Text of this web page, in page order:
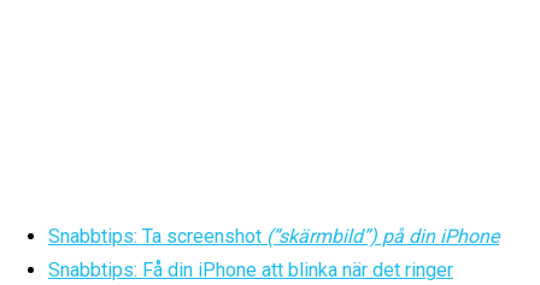
Snabbtips: Ta screenshot (”skärmbild”) på din iPhone
Snabbtips: Få din iPhone att blinka när det ringer